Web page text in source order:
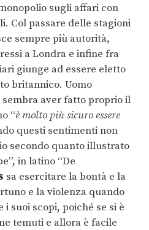
sugli affari con
Col passare delle stagioni
sempre più autorità,
a Londra e infine fra
giunge ad essere eletto
britannico. Uomo
sembra aver fatto proprio il
“è molto più sicuro essere
questi sentimenti non
secondo quanto illustrato
in latino “De
sa esercitare la bontà e la
e la violenza quando
suoi scopi, poiché se si è
temuti e allora è facile